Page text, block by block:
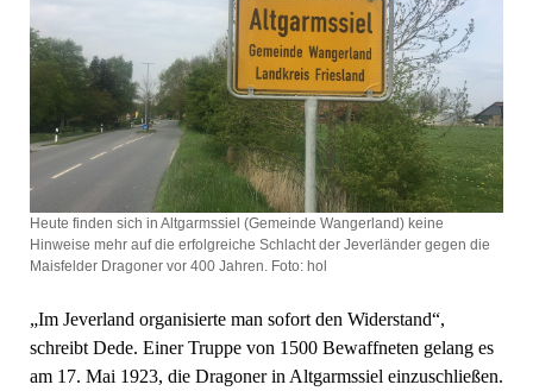
Heute finden sich in Altgarmssiel (Gemeinde Wangerland) keine
Hinweise mehr auf die erfolgreiche Schlacht der Jeverländer gegen die
Maisfelder Dragoner vor 400 Jahren. Foto: hol
„Im Jeverland organisierte man sofort den Widerstand“,
schreibt Dede. Einer Truppe von 1500 Bewaffneten gelang es
am 17. Mai 1923, die Dragoner in Altgarmssiel einzuschließen.